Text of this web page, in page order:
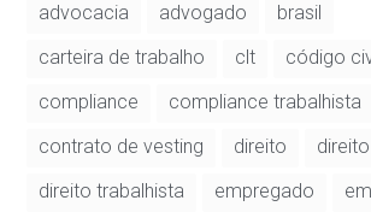
advocacia advogado
brasil
carteira de trabalho
clt
código
compliance
compliance trabalhista
contrato de vesting
direito
direito trabalhista
empregado